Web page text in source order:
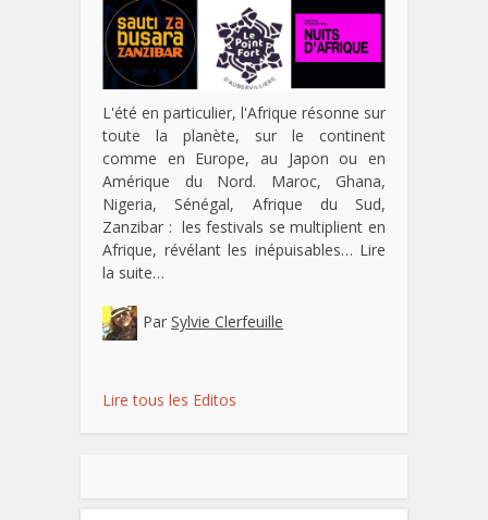
L'été en particulier, l'Afrique résonne sur
toute la planète, sur le continent
comme en Europe, au Japon ou en
Amérique du Nord. Maroc, Ghana,
Nigeria, Sénégal, Afrique du Sud,
Zanzibar : les festivals se multiplient en
Afrique, révélant les inépuisables… Lire
la suite…
Par Sylvie Clerfeuille
Lire tous les Editos